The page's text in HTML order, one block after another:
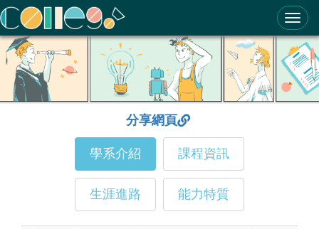
ColleGo! 大學選才與高中育才輔助系統
分享網頁
學系介紹 課程資訊
生涯進路 能力特質